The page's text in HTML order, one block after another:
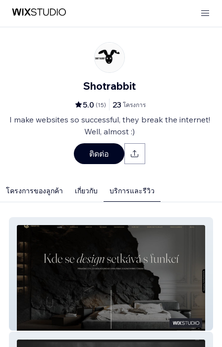
Shotrabbit
5.0 (15) 23 โครงการ
I make websites so successful, they break the internet!
Well, almost :)
ติดต่อ
โครงการของลูกค้า เกี่ยวกับ บริการและรีวิว
Colori Creativi